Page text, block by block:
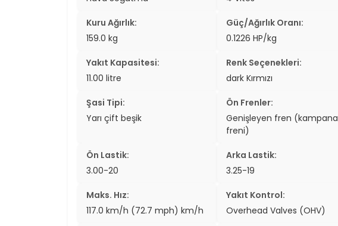
two_wheeler
two_wheeler
grid_view
search
Kuru Ağırlık:
159.0 kg
Güç/Ağırlık Oranı:
0.1226 HP/kg
Yakıt Kapasitesi:
11.00 litre
Renk Seçenekleri:
dark Kırmızı
Şasi Tipi:
Yarı çift beşik
Ön Frenler:
Genişleyen fren (kampana
freni)
Ön Lastik:
3.00-20
Arka Lastik:
3.25-19
Maks. Hız:
117.0 km/h (72.7 mph) km/h
Yakıt Kontrol:
Overhead Valves (OHV)